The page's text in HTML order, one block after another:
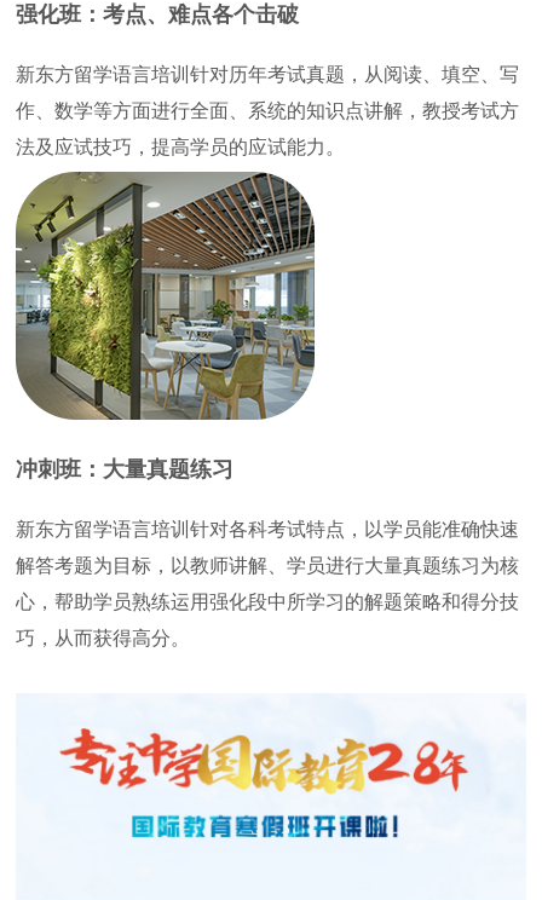
强化班：考点、难点各个击破
新东方留学语言培训针对历年考试真题，从阅读、填空、写
作、数学等方面进行全面、系统的知识点讲解，教授考试方
法及应试技巧，提高学员的应试能力。
冲刺班：大量真题练习
新东方留学语言培训针对各科考试特点，以学员能准确快速
解答考题为目标，以教师讲解、学员进行大量真题练习为核
心，帮助学员熟练运用强化段中所学习的解题策略和得分技
巧，从而获得高分。